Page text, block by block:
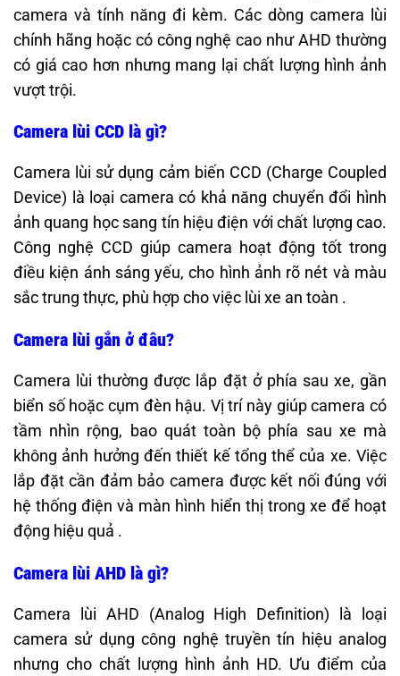
camera và tính năng đi kèm. Các dòng camera lùi
chính hãng hoặc có công nghệ cao như AHD thường
có giá cao hơn nhưng mang lại chất lượng hình ảnh
vượt trội.
Camera lùi CCD là gì?
Camera lùi sử dụng cảm biến CCD (Charge Coupled
Device) là loại camera có khả năng chuyển đổi hình
ảnh quang học sang tín hiệu điện với chất lượng cao.
Công nghệ CCD giúp camera hoạt động tốt trong
điều kiện ánh sáng yếu, cho hình ảnh rõ nét và màu
sắc trung thực, phù hợp cho việc lùi xe an toàn .
Camera lùi gắn ở đâu?
Camera lùi thường được lắp đặt ở phía sau xe, gần
biển số hoặc cụm đèn hậu. Vị trí này giúp camera có
tầm nhìn rộng, bao quát toàn bộ phía sau xe mà
không ảnh hưởng đến thiết kế tổng thể của xe. Việc
lắp đặt cần đảm bảo camera được kết nối đúng với
hệ thống điện và màn hình hiển thị trong xe để hoạt
động hiệu quả .
Camera lùi AHD là gì?
Camera lùi AHD (Analog High Definition) là loại
camera sử dụng công nghệ truyền tín hiệu analog
nhưng cho chất lượng hình ảnh HD. Ưu điểm của